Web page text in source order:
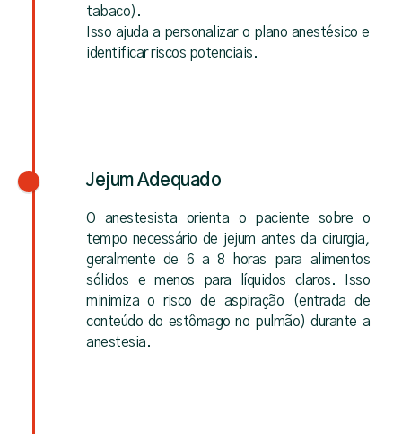
tabaco).
Isso ajuda a personalizar o plano anestésico e
identificar riscos potenciais.
Jejum Adequado
O anestesista orienta o paciente sobre o
tempo necessário de jejum antes da cirurgia,
geralmente de 6 a 8 horas para alimentos
sólidos e menos para líquidos claros. Isso
minimiza o risco de aspiração (entrada de
conteúdo do estômago no pulmão) durante a
anestesia.